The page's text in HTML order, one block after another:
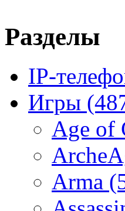
Разделы
IP-
Игры
Age of
Arma